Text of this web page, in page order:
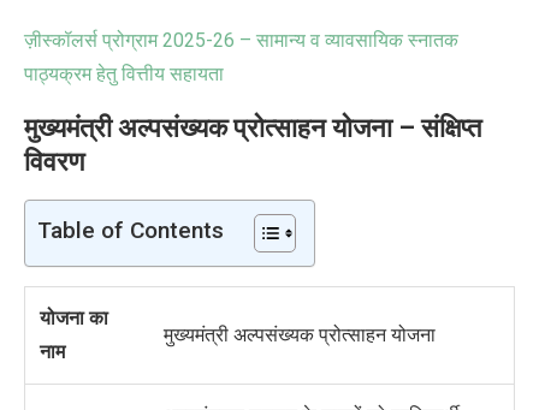
ज़ीस्कॉलर्स प्रोग्राम 2025-26 – सामान्य व व्यावसायिक स्नातक
पाठ्यक्रम हेतु वित्तीय सहायता
मुख्यमंत्री अल्पसंख्यक प्रोत्साहन योजना –संक्षिप्त
विवरण
Table of Contents
योजना का
नाम
मुख्यमंत्री अल्पसंख्यक प्रोत्साहन योजना